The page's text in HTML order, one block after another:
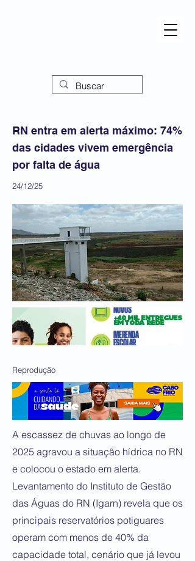
RN entra em alerta máximo: 74%
das cidades vivem emergência
por falta de água
24/12/25
Reprodução
A escassez de chuvas ao longo de
2025 agravou a situação hídrica no RN
e colocou o estado em alerta.
Levantamento do Instituto de Gestão
das Águas do RN (Igarn) revela que os
principais reservatórios potiguares
operam com menos de 40% da
capacidade total, cenário que já levou